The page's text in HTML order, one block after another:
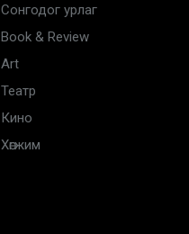
Сонгодог урлаг
Book & Review
Art
Театр
Кино
Хөгжим